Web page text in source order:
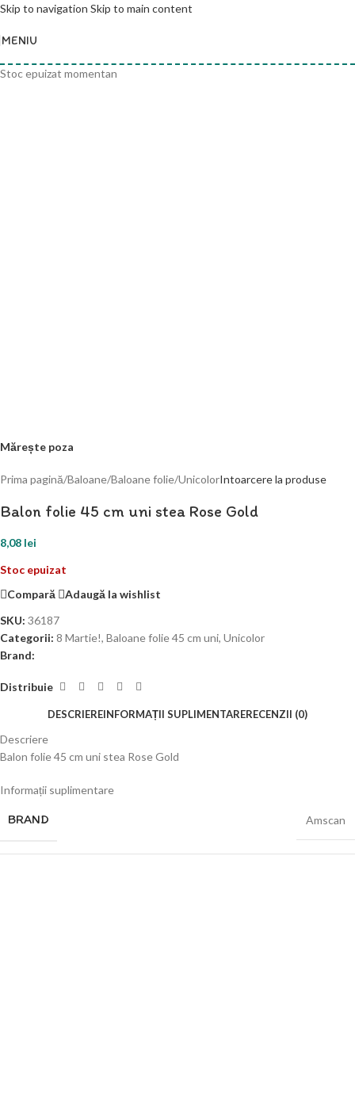
Skip to navigation Skip to main content
MENIU
Stoc epuizat momentan
Mărește poza
Prima pagină/Baloane/Baloane folie/UnicolorIntoarcere la produse
Balon folie 45 cm uni stea Rose Gold
8,08 lei
Stoc epuizat
Compară
Adaugă la wishlist
SKU: 36187
Categorii: 8 Martie!, Baloane folie 45 cm uni, Unicolor
Brand:
Distribuie
DESCRIEREINFORMAȚII SUPLIMENTARERECENZII (0)
Descriere
Balon folie 45 cm uni stea Rose Gold
Informații suplimentare
BRAND Amscan